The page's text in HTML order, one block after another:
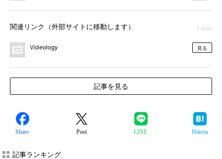
関連リンク（外部サイトに移動します） 1 links
Videology 見る
記事を見る
Share Post LINE Hatena
記事ランキング